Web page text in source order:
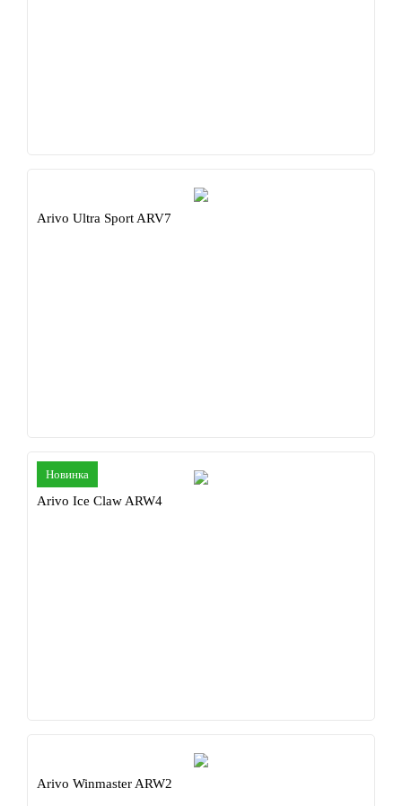
Arivo Ultra Sport ARV7
Arivo Ice Claw ARW4
Новинка
Arivo Winmaster ARW2